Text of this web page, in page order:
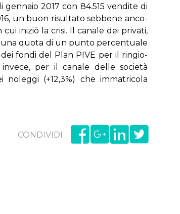
2017 con 84.515 ven­di­te di
un buon ri­sul­ta­to seb­be­ne an­co­
ini­ziò la cri­si. Il ca­na­le dei pri­va­ti,
una quo­ta di un pun­to per­cen­tua­le
dei fon­di del Plan PI­VE per il rin­gio­
per il ca­na­le del­le so­cie­tà
no­leg­gi (+12,3%) che im­ma­tri­co­la
CONDIVIDI